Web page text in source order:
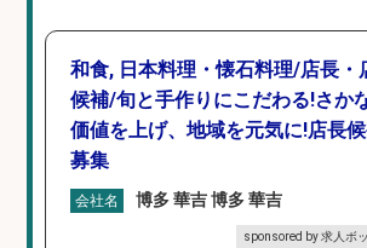
和食, 日本料理・懐石料理/店長・
候補/旬と手作りにこだわる!さか
価値を上げ、地域を元気に!店長
募集
会社名 博多 華吉 博多 華吉
sponsored by 求人ボ